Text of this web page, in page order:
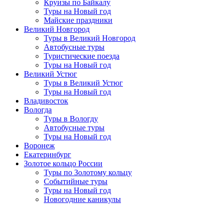
Круизы по Байкалу
Туры на Новый год
Майские праздники
Великий Новгород
Туры в Великий Новгород
Автобусные туры
Туристические поезда
Туры на Новый год
Великий Устюг
Туры в Великий Устюг
Туры на Новый год
Владивосток
Вологда
Туры в Вологду
Автобусные туры
Туры на Новый год
Воронеж
Екатеринбург
Золотое кольцо России
Туры по Золотому кольцу
Событийные туры
Туры на Новый год
Новогодние каникулы